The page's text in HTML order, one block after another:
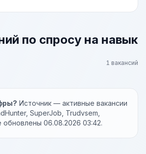
по спросу на навык
1 вакансий
Источник — активные вакансии
SuperJob, Trudvsem,
обновлены 06.08.2026 03:42.